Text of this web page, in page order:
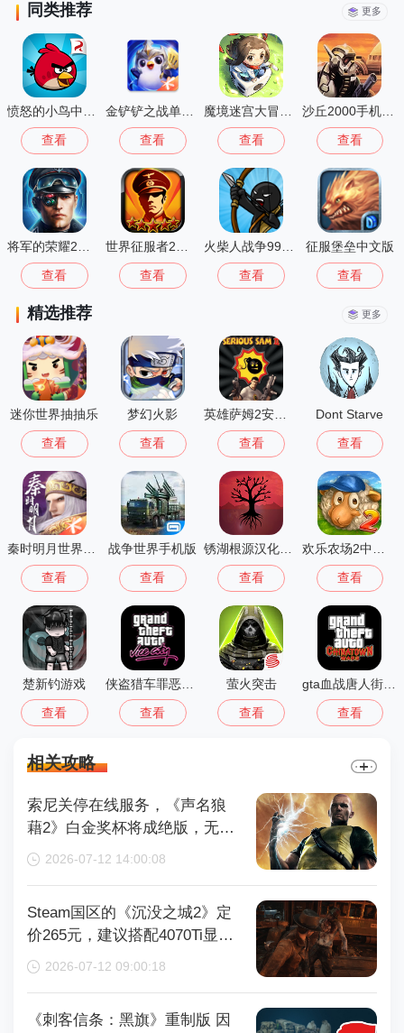
同类推荐 更多
愤怒的小鸟中文版
查看
金铲铲之战单机版
查看
魔境迷宫大冒险离线版
查看
沙丘2000手机单机版
查看
查看 查看 查看
征服堡垒中文版
查看
精选推荐 更多
迷你世界抽抽乐
查看
梦幻火影
查看 查看
Dont Starve
查看
秦时明月世界测试服
查看
战争世界手机版
查看
锈湖根源汉化版 3.1.5
查看
欢乐农场2中文版
查看
楚新钓游戏
查看 查看
萤火突击
查看 查看
相关攻略
索尼关停在线服务，《声名狼
藉2》白金奖杯将成绝版，无法
再获取
2026-07-12 14:00:08
Steam国区的《沉没之城2》定
价265元，建议搭配4070Ti显卡
以获得较好体验
2026-07-12 09:00:18
《刺客信条：黑旗》重制版 因